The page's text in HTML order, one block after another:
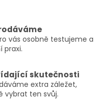
vás osobně testujeme a
praxi.
skutečnosti
extra záležet,
vybrat ten svůj.